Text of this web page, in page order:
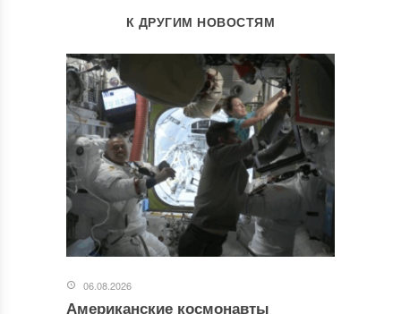
К ДРУГИМ НОВОСТЯМ
06.08.2026
Американские космонавты